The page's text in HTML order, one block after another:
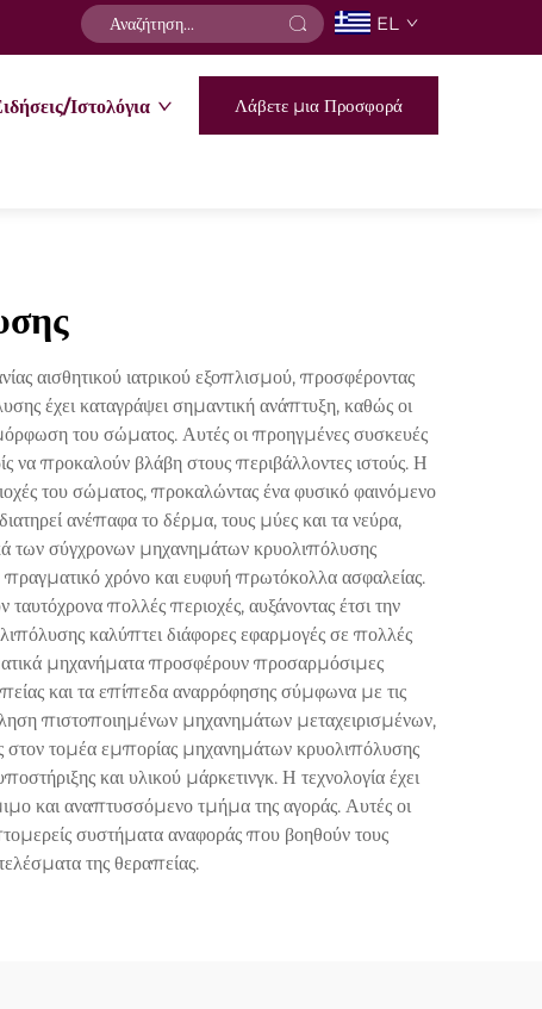
EL
Ιστολόγια Λάβετε μια Προσφορά
αισθητικού ιατρικού εξοπλισμού, προσφέροντας
έχει καταγράψει σημαντική ανάπτυξη, καθώς οι
του σώματος. Αυτές οι προηγμένες συσκευές
να προκαλούν βλάβη στους περιβάλλοντες ιστούς. Η
του σώματος, προκαλώντας ένα φυσικό φαινόμενο
ανέπαφα το δέρμα, τους μύες και τα νεύρα,
των σύγχρονων μηχανημάτων κρυολιπόλυσης
χρόνο και ευφυή πρωτόκολλα ασφαλείας.
πολλές περιοχές, αυξάνοντας έτσι την
καλύπτει διάφορες εφαρμογές σε πολλές
μηχανήματα προσφέρουν προσαρμόσιμες
και τα επίπεδα αναρρόφησης σύμφωνα με τις
πιστοποιημένων μηχανημάτων μεταχειρισμένων,
στον τομέα εμπορίας μηχανημάτων κρυολιπόλυσης
και υλικού μάρκετινγκ. Η τεχνολογία έχει
και αναπτυσσόμενο τμήμα της αγοράς. Αυτές οι
συστήματα αναφοράς που βοηθούν τους
της θεραπείας.